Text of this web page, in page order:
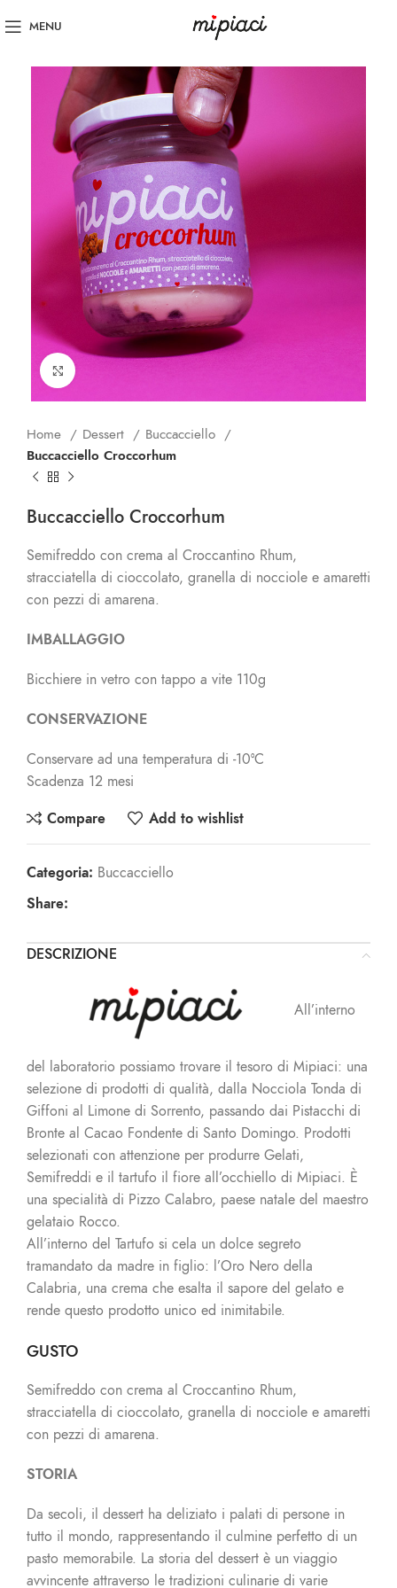
MENU
Home Dessert
Buccacciello
Buccacciello Croccorhum
Buccacciello Croccorhum
Semifreddo con crema al Croccantino Rhum,
stracciatella di cioccolato, granella di nocciole e amaretti
con pezzi di amarena.
IMBALLAGGIO
Bicchiere in vetro con tappo a vite 110g
CONSERVAZIONE
Conservare ad una temperatura di -10°C
Scadenza 12 mesi
Compare
Add to wishlist
Categoria: Buccacciello
Share:
DESCRIZIONE
All’interno
del laboratorio possiamo trovare il tesoro di Mipiaci: una
selezione di prodotti di qualità, dalla Nocciola Tonda di
Giffoni al Limone di Sorrento, passando dai Pistacchi di
Bronte al Cacao Fondente di Santo Domingo. Prodotti
selezionati con attenzione per produrre Gelati,
Semifreddi e il tartufo il fiore all’occhiello di Mipiaci. È
una specialità di Pizzo Calabro, paese natale del maestro
gelataio Rocco.
All’interno del Tartufo si cela un dolce segreto
tramandato da madre in figlio: l’Oro Nero della
Calabria, una crema che esalta il sapore del gelato e
rende questo prodotto unico ed inimitabile.
GUSTO
Semifreddo con crema al Croccantino Rhum,
stracciatella di cioccolato, granella di nocciole e amaretti
con pezzi di amarena.
STORIA
Da secoli, il dessert ha deliziato i palati di persone in
tutto il mondo, rappresentando il culmine perfetto di un
pasto memorabile. La storia del dessert è un viaggio
avvincente attraverso le tradizioni culinarie di varie